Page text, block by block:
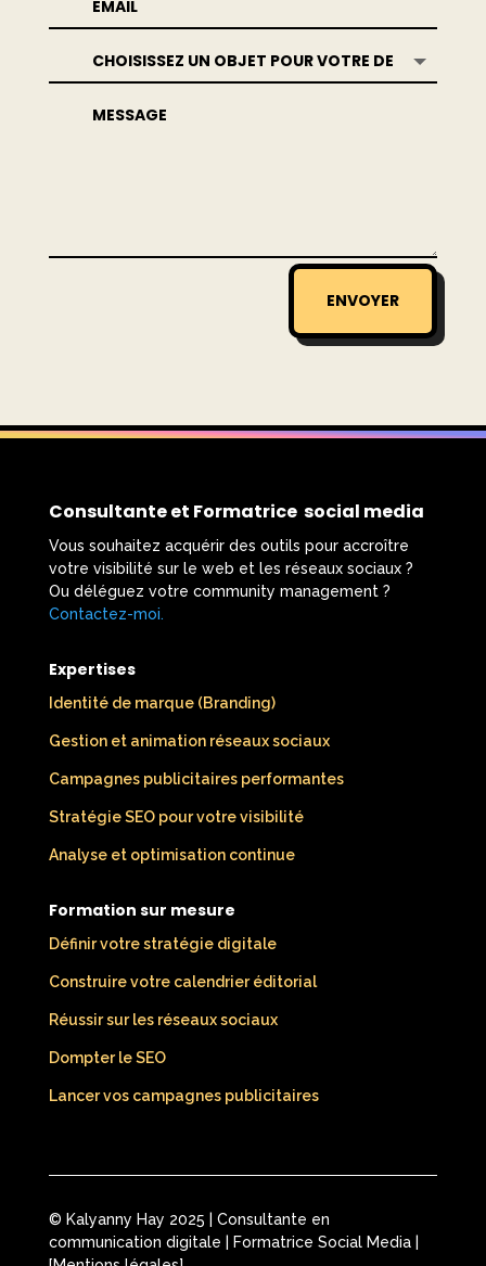
ENVOYER
Consultante et Formatrice social media
Vous souhaitez acquérir des outils pour accroître
votre visibilité sur le web et les réseaux sociaux ?
Ou déléguez votre community management ?
Contactez-moi.
Expertises
Identité de marque (Branding)
Gestion et animation réseaux sociaux
Campagnes publicitaires performantes
Stratégie SEO pour votre visibilité
Analyse et optimisation continue
Formation sur mesure
Définir votre stratégie digitale
Construire votre calendrier éditorial
Réussir sur les réseaux sociaux
Dompter le SEO
Lancer vos campagnes publicitaires
© Kalyanny Hay 2025 | Consultante en
communication digitale | Formatrice Social Media |